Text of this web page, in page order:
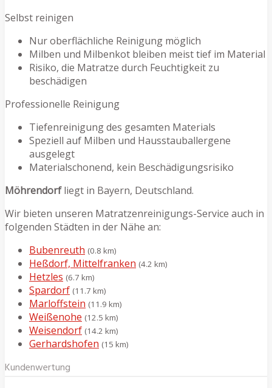
Selbst reinigen
Nur oberflächliche Reinigung möglich
Milben und Milbenkot bleiben meist tief im Material
Risiko, die Matratze durch Feuchtigkeit zu
beschädigen
Professionelle Reinigung
Tiefenreinigung des gesamten Materials
Speziell auf Milben und Hausstauballergene
ausgelegt
Materialschonend, kein Beschädigungsrisiko
Möhrendorfliegt in Bayern, Deutschland.
Wir bieten unseren Matratzenreinigungs-Service auch in
folgenden Städten in der Nähe an:
Bubenreuth (0.8 km)
Heßdorf, Mittelfranken (4.2 km)
Hetzles (6.7 km)
Spardorf (11.7 km)
Marloffstein (11.9 km)
Weißenohe (12.5 km)
Weisendorf (14.2 km)
Gerhardshofen (15 km)
Kundenwertung